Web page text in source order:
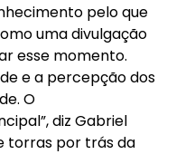
pelo que
uma divulgação
esse momento.
e a percepção dos
O
diz Gabriel
torras por trás da